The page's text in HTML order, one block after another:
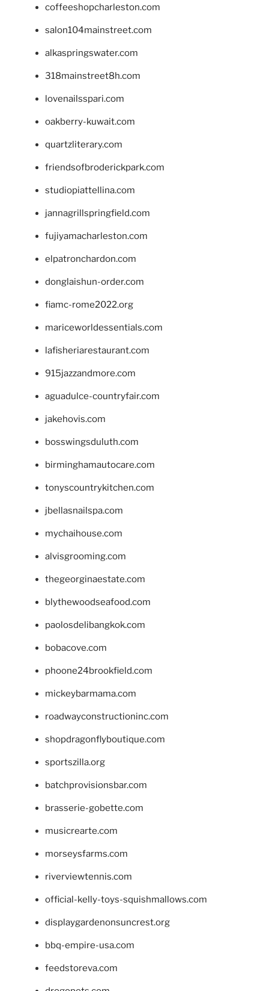
coffeeshopcharleston.com
salon104mainstreet.com
alkaspringswater.com
318mainstreet8h.com
lovenailsspari.com
oakberry-kuwait.com
quartzliterary.com
friendsofbroderickpark.com
studiopiattellina.com
jannagrillspringfield.com
fujiyamacharleston.com
elpatronchardon.com
donglaishun-order.com
fiamc-rome2022.org
mariceworldessentials.com
lafisheriarestaurant.com
915jazzandmore.com
aguadulce-countryfair.com
jakehovis.com
bosswingsduluth.com
birminghamautocare.com
tonyscountrykitchen.com
jbellasnailspa.com
mychaihouse.com
alvisgrooming.com
thegeorginaestate.com
blythewoodseafood.com
paolosdelibangkok.com
bobacove.com
phoone24brookfield.com
mickeybarmama.com
roadwayconstructioninc.com
shopdragonflyboutique.com
sportszilla.org
batchprovisionsbar.com
brasserie-gobette.com
musicrearte.com
morseysfarms.com
riverviewtennis.com
official-kelly-toys-squishmallows.com
displaygardenonsuncrest.org
bbq-empire-usa.com
feedstoreva.com